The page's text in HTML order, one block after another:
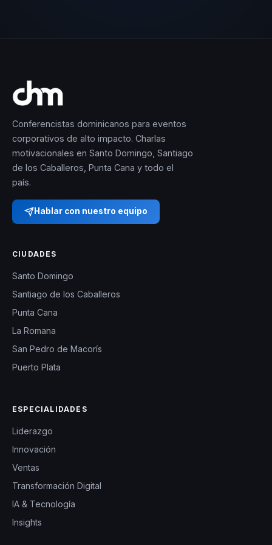
Conferencistas dominicanos para eventos
corporativos de alto impacto. Charlas
motivacionales en Santo Domingo, Santiago
de los Caballeros, Punta Cana y todo el
país.
Hablar con nuestro equipo
CIUDADES
Santo Domingo
Santiago de los Caballeros
Punta Cana
La Romana
San Pedro de Macorís
Puerto Plata
ESPECIALIDADES
Liderazgo
Innovación
Ventas
Transformación Digital
IA & Tecnología
Insights